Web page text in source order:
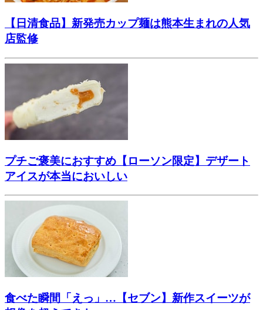
【日清食品】新発売カップ麺は熊本生まれの人気
店監修
プチご褒美におすすめ【ローソン限定】デザート
アイスが本当においしい
食べた瞬間「えっ」…【セブン】新作スイーツが